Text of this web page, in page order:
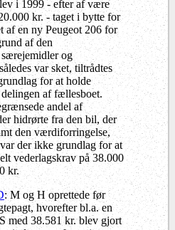
i 1999 - efter af være
kr. - taget i bytte for
af en ny Peugeot 206 for
af den
og
var sket, tiltrådtes
for at holde
af fællesboet.
andel af
hidrørte fra den bil, der
den værdiforringelse,
der ikke grundlag for at
vederlagskrav på 38.000
kr.
: M og H oprettede før
hvorefter bl.a. en
med 38.581 kr. blev gjort